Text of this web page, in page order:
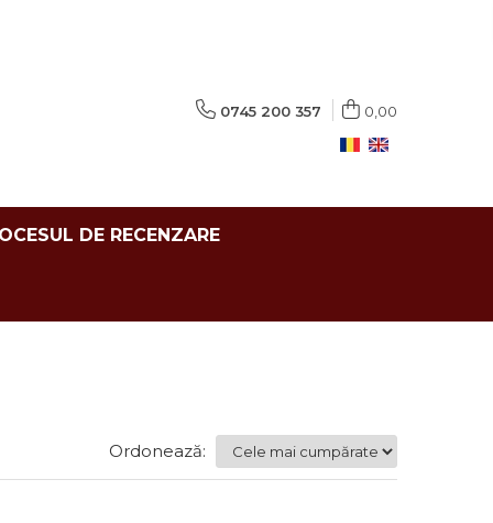
0745 200 357 0,00
DE RECENZARE
Ordonează: